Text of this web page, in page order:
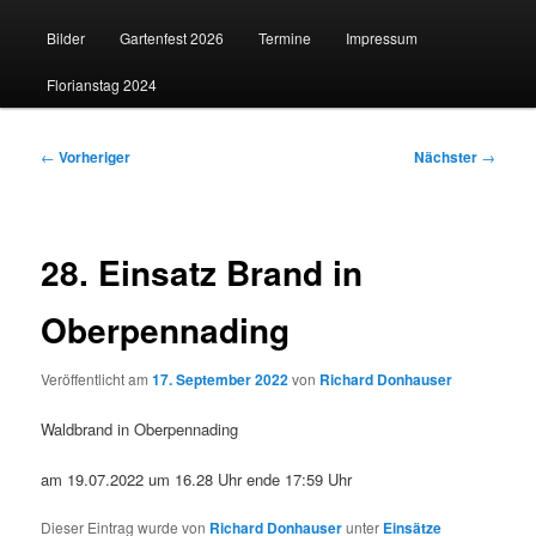
Bilder Gartenfest 2026 Termine Impressum
Florianstag 2024
Beitragsnavigation
← Vorheriger Nächster →
28. Einsatz Brand in
Oberpennading
Veröffentlicht am17. September 2022von Richard Donhauser
Waldbrand in Oberpennading
am 19.07.2022 um 16.28 Uhr ende 17:59 Uhr
Dieser Eintrag wurde von Richard Donhauserunter Einsätze